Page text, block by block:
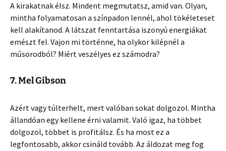
A kirakatnak élsz. Mindent megmutatsz, amid van. Olyan,
mintha folyamatosan a színpadon lennél, ahol tökéleteset
kell alakítanod. A látszat fenntartása iszonyú energiákat
emészt fel. Vajon mi történne, ha olykor kilépnél a
műsorodból? Miért veszélyes ez számodra?
7. Mel Gibson
Azért vagy túlterhelt, mert valóban sokat dolgozol. Mintha
állandóan egy kellene érni valamit. Való igaz, ha többet
dolgozol, többet is profitálsz. És ha most ez a
legfontosabb, akkor csináld tovább. Az áldozat meg fog